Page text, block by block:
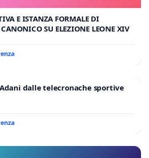
E ISTANZA FORMALE DI
SU ELEZIONE LEONE XIV
dalle telecronache sportive